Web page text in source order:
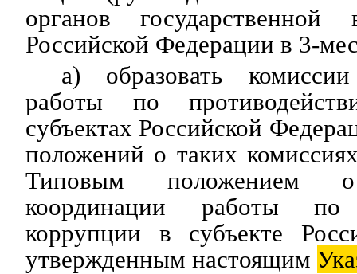
органов государственной
Российской Федерации в 3-
а) образовать
работы по
субъектах Российской
положений о таких
Типовым положением
координации работы по
коррупции в субъекте
утвержденным настоящим